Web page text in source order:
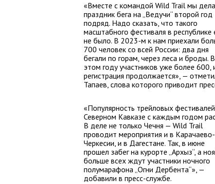
«Вместе с командой Wild Trail мы
праздник бега на „Ведучи“ второй год
подряд. Надо сказать, что такого
масштабного фестиваля в республике
не было. В 2023-м к нам приехали
700 человек со всей России: два дня
бегали по горам, через леса и броды. В
этом году участников уже более 600,
регистрация продолжается», —
Тапаев, слова которого приводит
«Популярность трейловых
Северном Кавказе с каждым годом
В деле не только Чечня — Wild Trail
проводит мероприятия и в Карачаево-
Черкесии, и в Дагестане. Так, в июне
прошел забег на курорте „Архыз“, а
больше всех ждут участники ночного
полумарафона „Огни Дербента“», —
добавили в пресс-службе.